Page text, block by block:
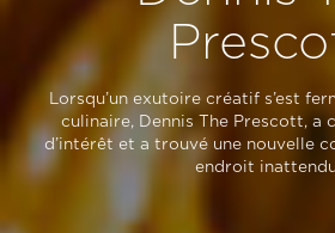
Lorsqu’un exutoire créatif s’est
culinaire, Dennis The Prescott, a
d’intérêt et a trouvé une nouvelle
endroit